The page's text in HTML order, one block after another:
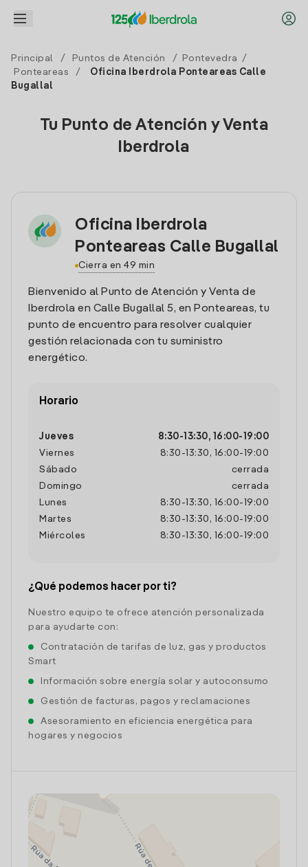
Principal / Puntos de Atención / Pontevedra
/
Ponteareas
/
Oficina Iberdrola Ponteareas Calle
Bugallal
Tu Punto de Atención y Venta
Iberdrola
Oficina Iberdrola
Ponteareas Calle Bugallal
Cierra en 49 min
Bienvenido al Punto de Atención y Venta de
Iberdrola en Calle Bugallal 5, en Ponteareas, tu
punto de encuentro para resolver cualquier
gestión relacionada con tu suministro
energético.
Horario
Jueves 8:30- 13:30, 16:00- 19:00
Viernes
8:30 - 13:30 , 16:00- 19:00
Sábado
cerrada
Domingo
cerrada
Lunes
8:30 - 13:30 , 16:00- 19:00
Martes
8:30 - 13:30 , 16:00- 19:00
Miércoles
8:30 - 13:30 , 16:00- 19:00
¿Qué podemos hacer por ti?
Nuestro equipo te ofrece atención personalizada
para ayudarte con:
Contratación de tarifas de luz, gas y productos
Smart
Información sobre energía solar y autoconsumo
Gestión de facturas, pagos y reclamaciones
Asesoramiento en eficiencia energética para
hogares y negocios